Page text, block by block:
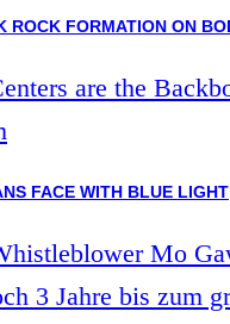
are the
Mo
3 Jahre bis zum